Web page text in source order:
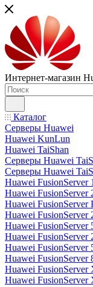
Интернет-магазин
Каталог
Серверы Huawei
Huawei KunLun
Huawei TaiShan
Серверы Huawei
Серверы Huawei
Huawei FusionServer
Huawei FusionServer
Huawei FusionServer
Huawei FusionServer
Huawei FusionServer
Huawei FusionServer
Huawei FusionServer
Huawei FusionServer
Huawei FusionServer
Huawei FusionServer